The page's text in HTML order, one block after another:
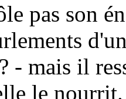
pas son
- mais il
le